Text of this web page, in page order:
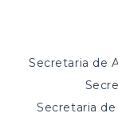
Secretaria de
Secretaria